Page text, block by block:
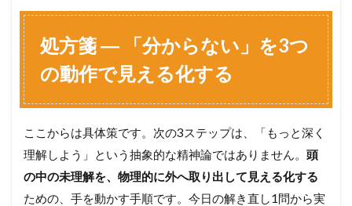
実
―
面
問
で
「
か
ら
処方箋 ― 「分からない」を3つ
の動作で見える化する
ここからは具体策です。次の3ステップは、「もっと深く
理解しよう」という抽象的な精神論ではありません。 頭
の中の未理解を、物理的に外へ取り出して見える化する
ための、手を動かす手順です。今日の解き直し1問から実